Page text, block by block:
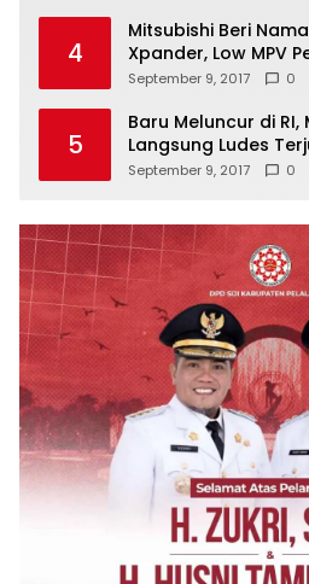
Galeri Timnas U-19
Untuk Lawan Vietnam
Sosok New Nissan
Kata NMI?
4
Mitsubishi Beri
Xpander, Low MPV
September 9, 2017 0
5
Baru Meluncur di RI,
Langsung Ludes
September 9, 2017 0